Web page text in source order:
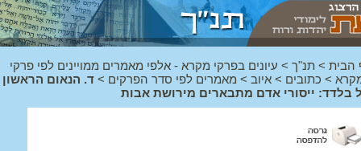
הבית > תנ"ך > עיונים בפרקי מקרא - אלפי מאמרים ממויינים לפי פרקי
> כתובים > איוב > מאמרים לפי סדר הפרקים > ד. הנאום הראשון
בלדד: ייסורי אדם מתבארים מירושת אבות